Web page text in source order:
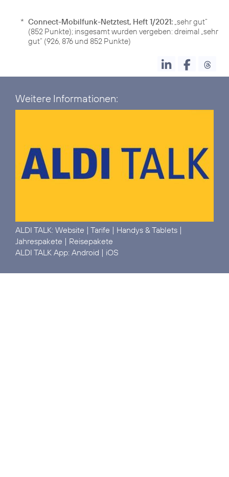
* Connect-Mobilfunk-Netztest, Heft 1/2021: „sehr gut“
(852 Punkte); insgesamt wurden vergeben: dreimal „sehr
gut“ (926, 876 und 852 Punkte)
Weitere Informationen:
ALDI TALK: Website | Tarife | Handys & Tablets |
Jahrespakete | Reisepakete
ALDI TALK App: Android | iOS